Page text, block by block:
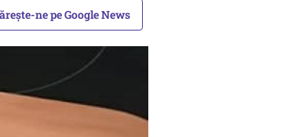
ne pe Google News